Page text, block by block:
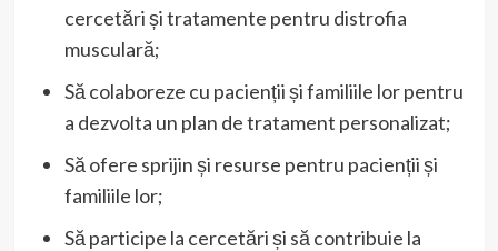
cercetări și tratamente pentru distrofia
musculară;
Să colaboreze cu pacienții și familiile lor pentru
a dezvolta un plan de tratament personalizat;
Să ofere sprijin și resurse pentru pacienții și
familiile lor;
Să participe la cercetări și să contribuie la